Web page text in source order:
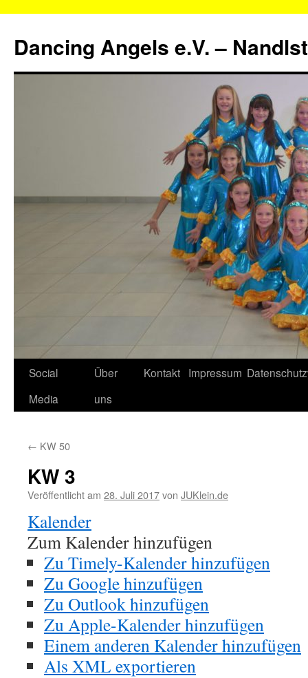
springen
Dancing Angels e.V. –
Social
Media
Über
uns
Kontakt Impressum
← KW 50
KW 3
Veröffentlicht am 28. Juli 2017von JUKlein.de
Kalender
Zum Kalender hinzufügen
Zu Timely-Kalender hinzufügen
Zu Google hinzufügen
Zu Outlook hinzufügen
Zu Apple-Kalender hinzufügen
Einem anderen Kalender hinzufügen
Als XML exportieren